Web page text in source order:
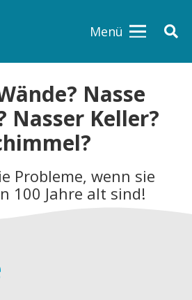
Menü
Nasse
Nasser Keller?
Probleme, wenn sie
100 Jahre alt sind!